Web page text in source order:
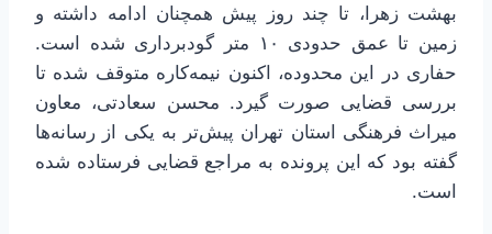
بهشت زهرا، تا چند روز پیش همچنان ادامه داشته و
زمین تا عمق حدودی ۱۰ متر گودبرداری شده است.
حفاری در این محدوده، اکنون نیمه‌کاره متوقف شده تا
بررسی قضایی صورت گیرد. محسن سعادتی، معاون
میراث فرهنگی استان تهران پیش‌تر به یکی از رسانه‌ها
گفته بود که این پرونده به مراجع قضایی فرستاده شده
است.